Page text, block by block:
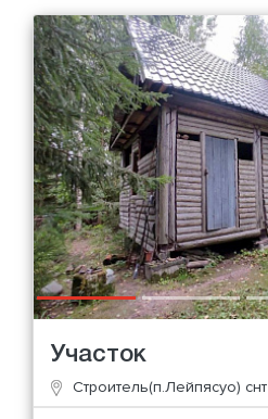
Участок
Строитель(п.Лейпясуо) снт